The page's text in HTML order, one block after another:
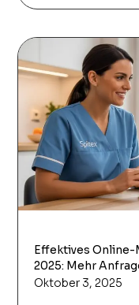
Effektives
2025: Mehr
Oktober 3, 2025